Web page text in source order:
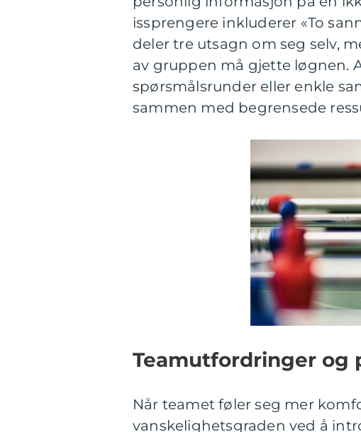
issprengere inkluderer «To
deler tre utsagn om seg selv,
av gruppen må gjette løgnen.
spørsmålsrunder eller enkle
sammen med begrensede
Teamutfordringer og
Når teamet føler seg mer
vanskelighetsgraden ved å